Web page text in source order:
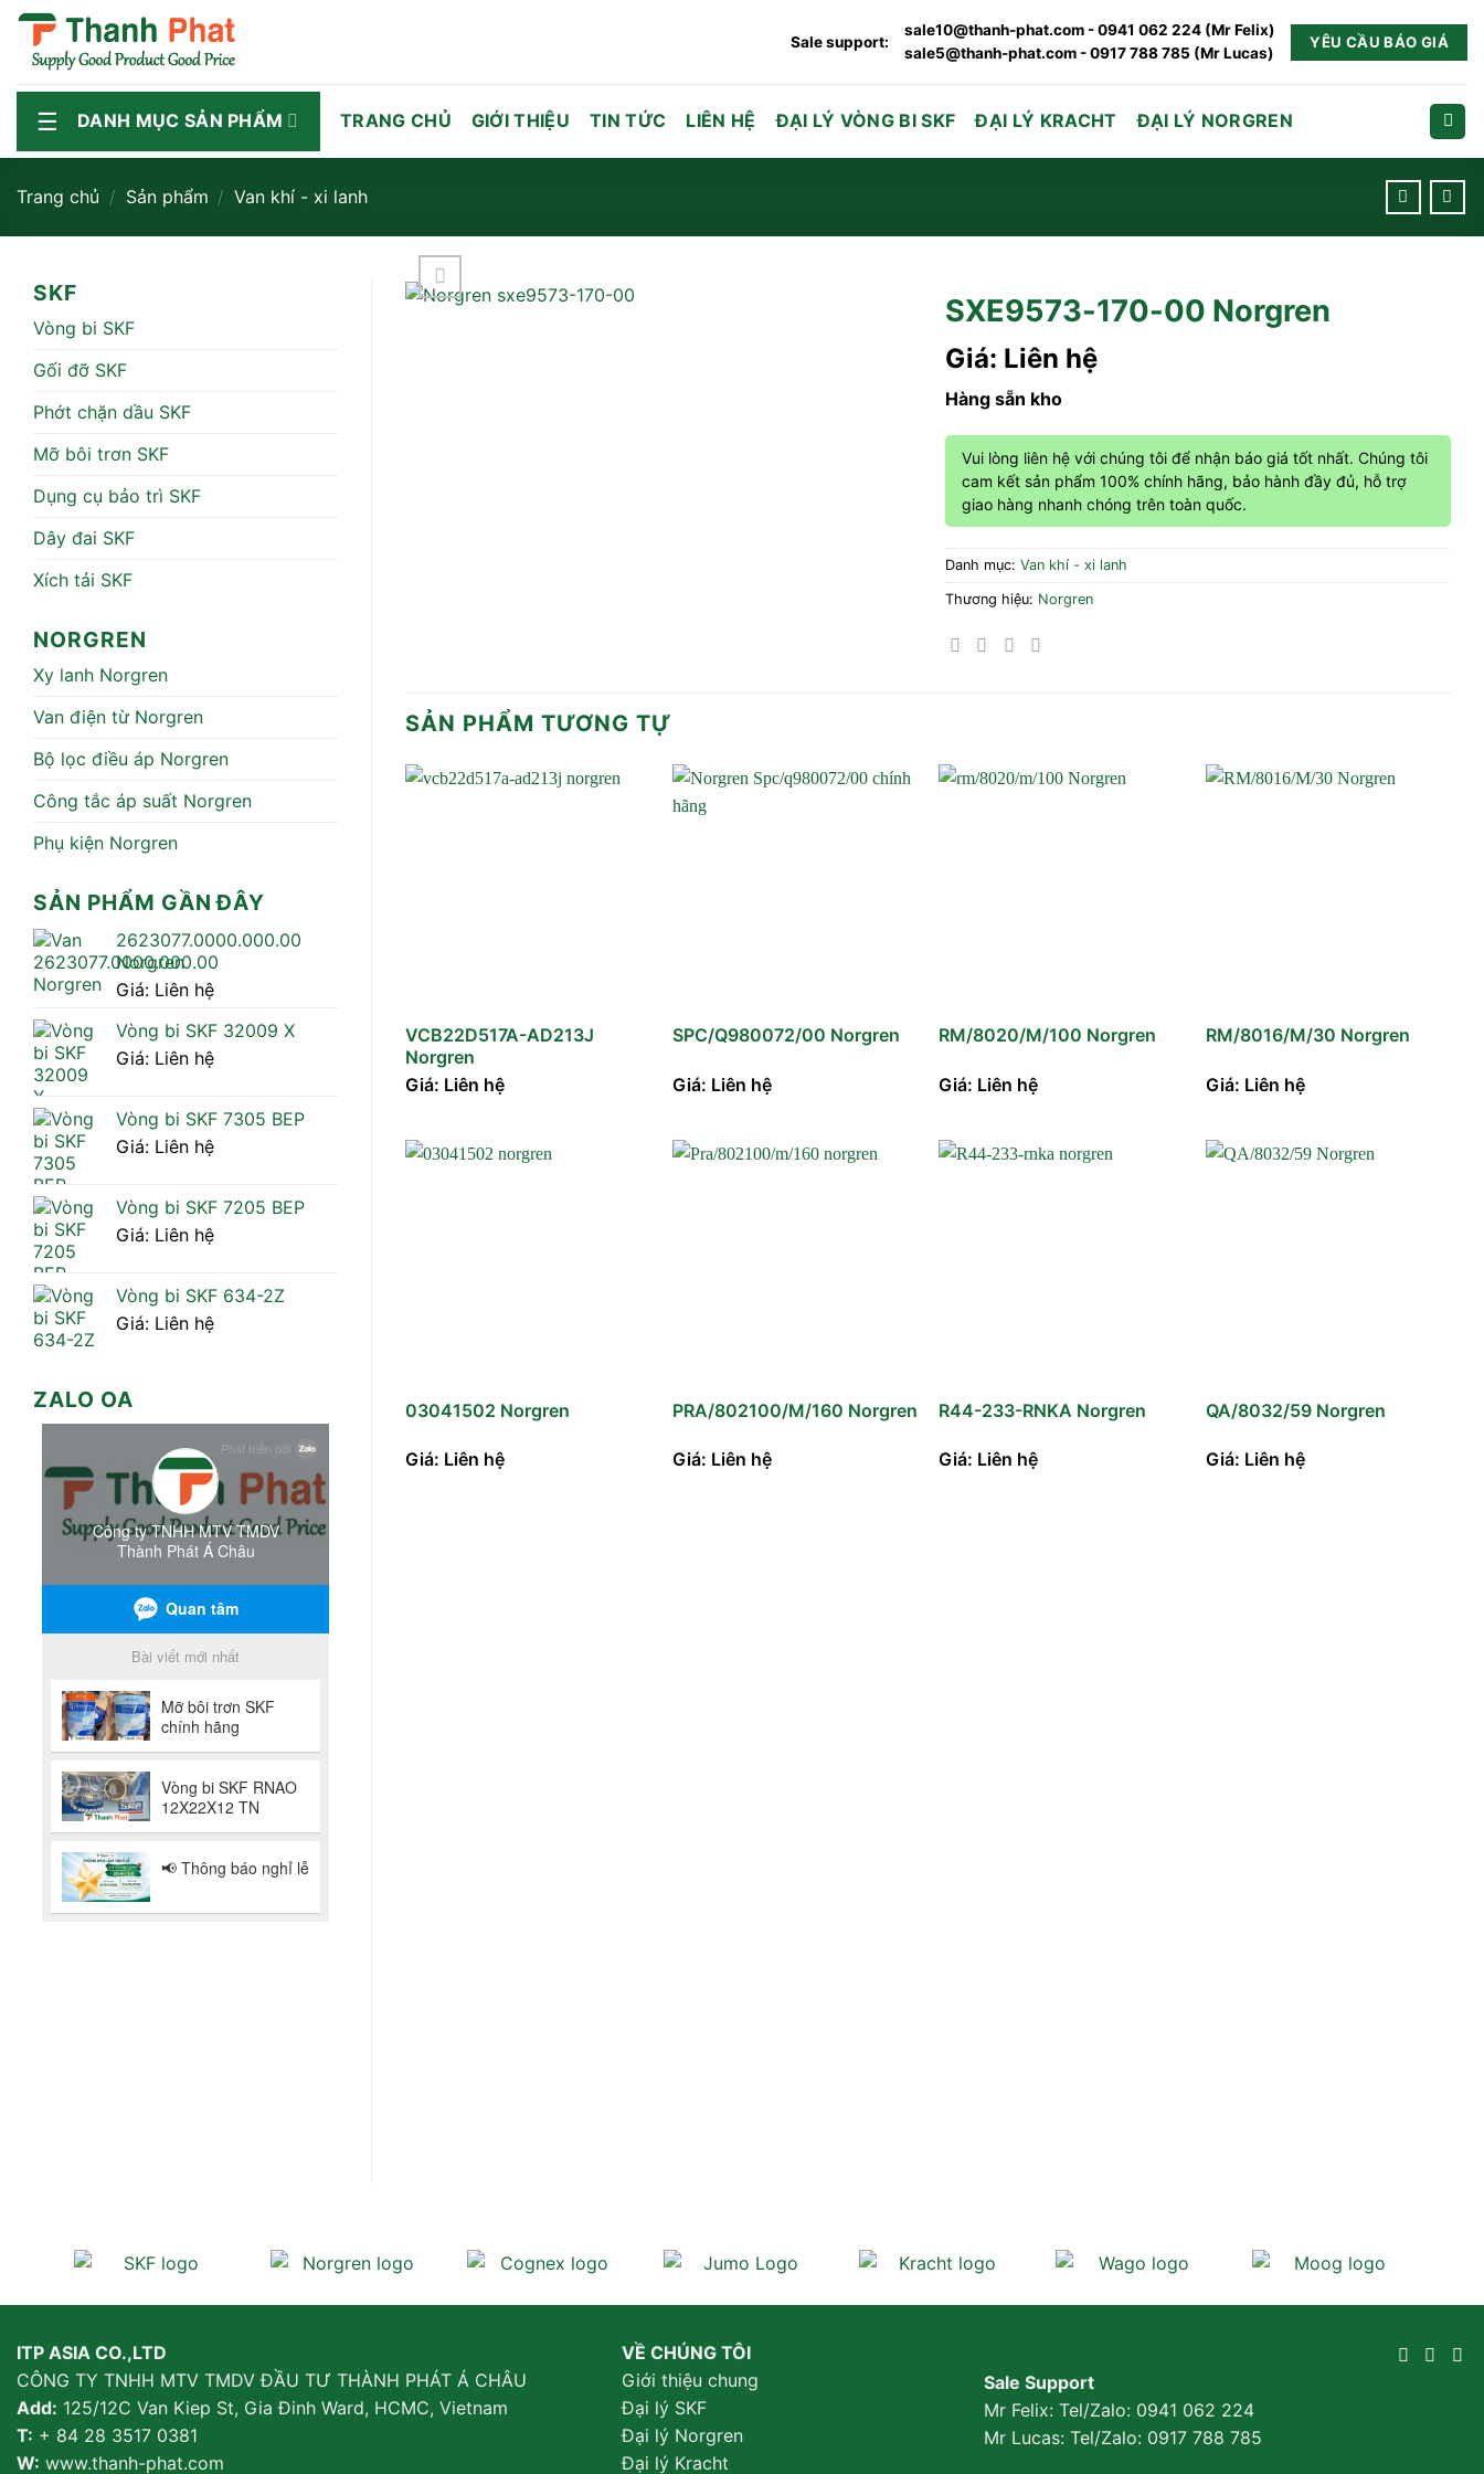
Bỏ
dung
Sale support:
sale10@thanh-phat.com - 0941 062 224 (Mr Felix)
sale5@thanh-phat.com - 0917 788 785 (Mr Lucas)
YÊU CẦU BÁO GIÁ
DANH MỤC SẢN PHẨM TRANG CHỦ GIỚI THIỆU TIN TỨC LIÊN HỆ ĐẠI LÝ VÒNG BI SKF ĐẠI LÝ KRACHT ĐẠI LÝ NORGREN
Trang chủ / Sản phẩm / Van khí - xi lanh
SKF
Vòng bi SKF
Gối đỡ SKF
Phớt chặn dầu SKF
Mỡ bôi trơn SKF
Dụng cụ bảo trì SKF
Dây đai SKF
Xích tải SKF
NORGREN
Xy lanh Norgren
Van điện từ Norgren
Bộ lọc điều áp Norgren
Công tắc áp suất Norgren
Phụ kiện Norgren
SẢN PHẨM GẦN ĐÂY
2623077.0000.000.00
Norgren
Giá: Liên hệ
Vòng bi SKF 32009 X
Giá: Liên hệ
Vòng bi SKF 7305 BEP
Giá: Liên hệ
Vòng bi SKF 7205 BEP
Giá: Liên hệ
Vòng bi SKF 634-2Z
Giá: Liên hệ
ZALO OA
SXE9573-170-00 Norgren
Giá: Liên hệ
Hàng sẵn kho
Vui lòng liên hệ với chúng tôi để nhận báo giá tốt nhất. Chúng tôi
cam kết sản phẩm 100% chính hãng, bảo hành đầy đủ, hỗ trợ
giao hàng nhanh chóng trên toàn quốc.
Danh mục: Van khí - xi lanh
Thương hiệu: Norgren
SẢN PHẨM TƯƠNG TỰ
VCB22D517A-AD213J
Norgren
Giá: Liên hệ
SPC/Q980072/00 Norgren
Giá: Liên hệ
RM/8020/M/100 Norgren
Giá: Liên hệ
RM/8016/M/30 Norgren
Giá: Liên hệ
03041502 Norgren
Giá: Liên hệ
PRA/802100/M/160 Norgren
Giá: Liên hệ
R44-233-RNKA Norgren
Giá: Liên hệ
QA/8032/59 Norgren
Giá: Liên hệ
ITP ASIA CO.,LTD
CÔNG TY TNHH MTV TMDV ĐẦU TƯ THÀNH PHÁT Á CHÂU
Add: 125/12C Van Kiep St, Gia Đinh Ward, HCMC, Vietnam
T: + 84 28 3517 0381
W: www.thanh-phat.com
VỀ CHÚNG TÔI
Giới thiệu chung
Đại lý SKF
Đại lý Norgren
Đại lý Kracht
Sale Support
Mr Felix: Tel/Zalo: 0941 062 224
Mr Lucas: Tel/Zalo: 0917 788 785